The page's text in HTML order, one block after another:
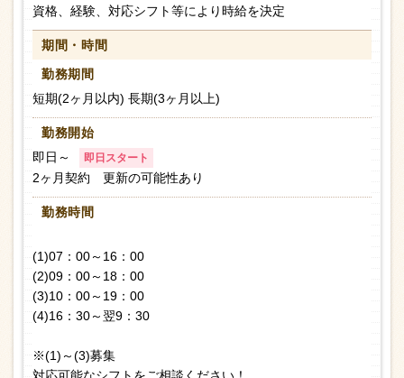
資格、経験、対応シフト等により時給を決定
期間・時間
勤務期間
短期(2ヶ月以内) 長期(3ヶ月以上)
勤務開始
即日～
即日スタート
2ヶ月契約 更新の可能性あり
勤務時間
(1)07：00～16：00
(2)09：00～18：00
(3)10：00～19：00
(4)16：30～翌9：30
※(1)～(3)募集